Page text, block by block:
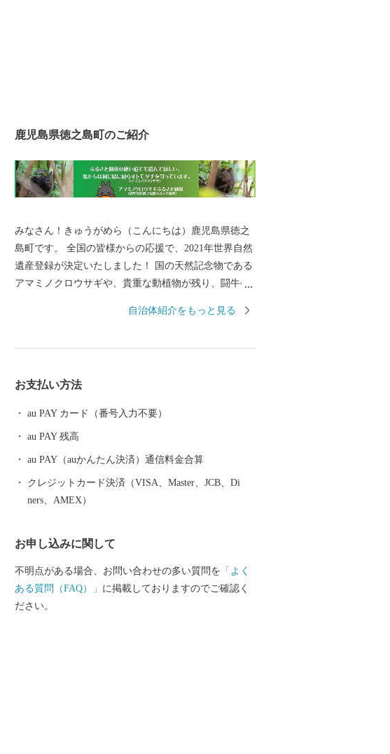
鹿児島県徳之島町のご紹介
みなさん！きゅうがめら（こんにちは）鹿児島県徳之
島町です。 全国の皆様からの応援で、2021年世界自然
遺産登録が決定いたしました！ 国の天然記念物である
アマミノクロウサギや、貴重な動植物が残り、闘牛や
がとうございます。 おぼらだれん。（ありがとうござ
自治体紹介をもっと見る
お支払い方法
au PAY カード（番号入力不要）
au PAY 残高
au PAY（auかんたん決済）通信料金合算
クレジットカード決済（VISA、Master、JCB、Di
ners、AMEX）
お申し込みに関して
不明点がある場合、お問い合わせの多い質問を 「よく
ある質問（FAQ）」 に掲載しておりますのでご確認く
ださい。